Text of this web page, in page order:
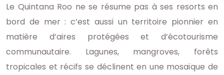
Le Quintana Roo ne se résume pas à ses resorts en
bord de mer : c’est aussi un territoire pionnier en
matière d’aires protégées et d’écotourisme
communautaire. Lagunes, mangroves, forêts
tropicales et récifs se déclinent en une mosaïque de